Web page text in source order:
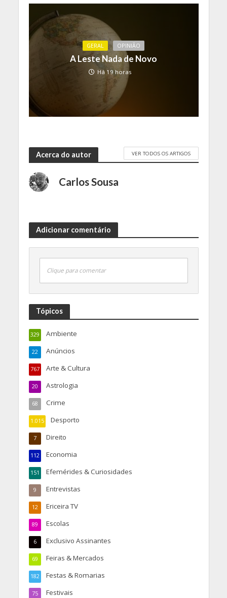
GERAL OPINIÃO
A Leste Nada de Novo
Há 19 horas
Acerca do autor VER TODOS OS ARTIGOS
Carlos Sousa
Adicionar comentário
Clique para comentar
Tópicos
Ambiente
329
Anúncios
22
Arte & Cultura
767
Astrologia
20
Crime
68
Desporto
1.015
Direito
7
Economia
112
Efemérides & Curiosidades
151
Entrevistas
9
Ericeira TV
12
Escolas
89
Exclusivo Assinantes
6
Feiras & Mercados
69
Festas & Romarias
182
Festivais
75